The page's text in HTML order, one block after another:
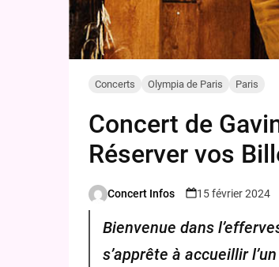
Concerts Olympia de Paris Paris
Concert de
Réserver vos
Posted
Concert Infos 15 février 2024
Bienvenue dans
s’apprête à accueillir